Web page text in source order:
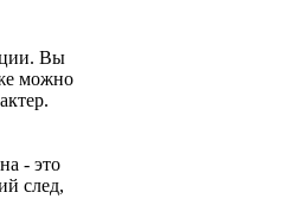
Вы
можно
- это
след,